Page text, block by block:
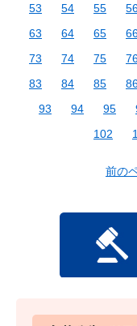
53
54 55
63
64 65
73
74 75
83
84 85
93
94 95
102
前の